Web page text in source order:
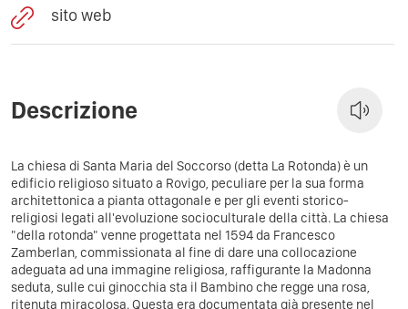
sito web
Descrizione
La chiesa di Santa Maria del Soccorso (detta La Rotonda) è un
edificio religioso situato a Rovigo, peculiare per la sua forma
architettonica a pianta ottagonale e per gli eventi storico-
religiosi legati all'evoluzione socioculturale della città. La chiesa
"della rotonda" venne progettata nel 1594 da Francesco
Zamberlan, commissionata al fine di dare una collocazione
adeguata ad una immagine religiosa, raffigurante la Madonna
seduta, sulle cui ginocchia sta il Bambino che regge una rosa,
ritenuta miracolosa. Questa era documentata già presente nel